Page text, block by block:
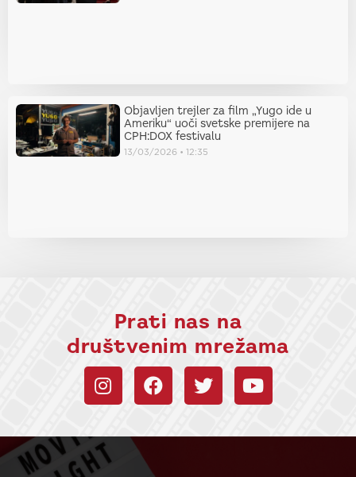
Objavljen trejler za film „Yugo ide u
Ameriku“ uoči svetske premijere na
CPH:DOX festivalu
13/03/2026 12:35
Prati nas na
društvenim mrežama